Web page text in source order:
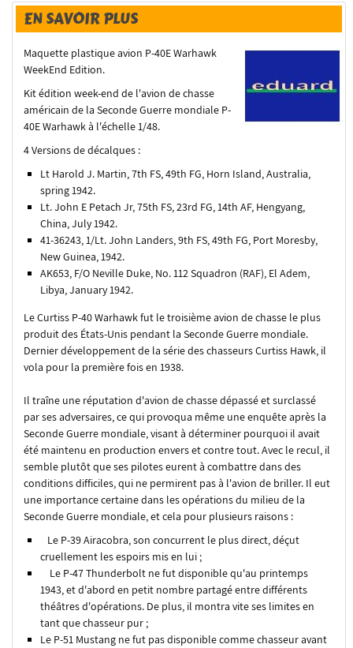
EN SAVOIR PLUS
Maquette plastique avion P-40E Warhawk
WeekEnd Edition.
Kit édition week-end de l'avion de chasse
américain de la Seconde Guerre mondiale P-
40E Warhawk à l'échelle 1/48.
4 Versions de décalques :
Lt Harold J. Martin, 7th FS, 49th FG, Horn Island, Australia,
spring 1942.
Lt. John E Petach Jr, 75th FS, 23rd FG, 14th AF, Hengyang,
China, July 1942.
41-36243, 1/Lt. John Landers, 9th FS, 49th FG, Port Moresby,
New Guinea, 1942.
AK653, F/O Neville Duke, No. 112 Squadron (RAF), El Adem,
Libya, January 1942.
Le Curtiss P-40 Warhawk fut le troisième avion de chasse le plus
produit des États-Unis pendant la Seconde Guerre mondiale.
Dernier développement de la série des chasseurs Curtiss Hawk, il
vola pour la première fois en 1938.
Il traîne une réputation d'avion de chasse dépassé et surclassé
par ses adversaires, ce qui provoqua même une enquête après la
Seconde Guerre mondiale, visant à déterminer pourquoi il avait
été maintenu en production envers et contre tout. Avec le recul, il
semble plutôt que ses pilotes eurent à combattre dans des
conditions difficiles, qui ne permirent pas à l'avion de briller. Il eut
une importance certaine dans les opérations du milieu de la
Seconde Guerre mondiale, et cela pour plusieurs raisons :
Le P-39 Airacobra, son concurrent le plus direct, déçut
cruellement les espoirs mis en lui ;
Le P-47 Thunderbolt ne fut disponible qu'au printemps
1943, et d'abord en petit nombre partagé entre différents
théâtres d'opérations. De plus, il montra vite ses limites en
tant que chasseur pur ;
Le P-51 Mustang ne fut pas disponible comme chasseur avant